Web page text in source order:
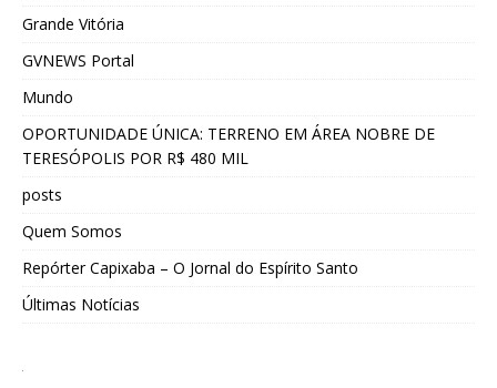
Grande Vitória
GVNEWS Portal
Mundo
OPORTUNIDADE ÚNICA: TERRENO EM ÁREA NOBRE DE
TERESÓPOLIS POR R$ 480 MIL
posts
Quem Somos
Repórter Capixaba – O Jornal do Espírito Santo
Últimas Notícias